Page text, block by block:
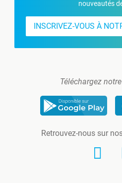
nouveautés
INSCRIVEZ-VOUS À
Téléchargez
Retrouvez-nous sur